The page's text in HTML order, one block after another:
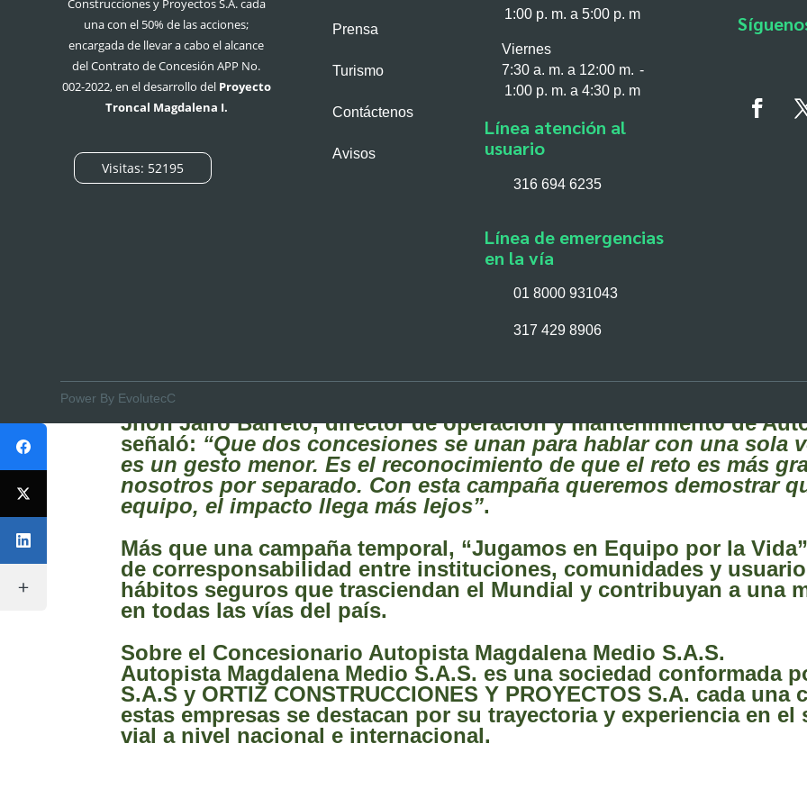
“La seguridad vial no depende únicamente de la infraestructura;
decisiones que tomamos cada vez que salimos a la vía. Por eso
evento que une a millones de personas como el Mundial para
también jugamos en equipo”
indicó Andrés Felipe Melendez
mantenimiento de Autopista Magdalena Medio.
La campaña se presentó oficialmente en el PR8+800 de la Ruta
conocido como La Cascajera en el municipio de Barrancabermeja
de tránsito, organismos de socorro, Policía Nacional, entidades
aliadas, comunidades y usuarios de la vía, consolidando una
En la jornada de lanzamiento fueron sensibilizados más de 400
actividades pedagógicas orientadas a promover comportamientos
Durante el mes del mundial se desarrollarán jornadas
municipios del área de influencia de las Troncales del Magdalena
Jhon Jairo Barreto, director de operación y mantenimiento de
señaló: “Que dos concesiones se unan para hablar con una sola
es un gesto menor. Es el reconocimiento de que el reto es más
nosotros por separado. Con esta campaña queremos demostrar
equipo, el impacto llega más lejos”.
Más que una campaña temporal, “Jugamos en Equipo por la
de corresponsabilidad entre instituciones, comunidades y
hábitos seguros que trasciendan el Mundial y contribuyan a una
en todas las vías del país.
Sobre el Concesionario Autopista Magdalena Medio S.A.S.
Autopista Magdalena Medio S.A.S. es una sociedad conformada
S.A.S y ORTIZ CONSTRUCCIONES Y PROYECTOS S.A. cada
estas empresas se destacan por su trayectoria y experiencia en
vial a nivel nacional e internacional.
Construcciones y Proyectos S.A. cada
una con el 50% de las acciones;
encargada de llevar a cabo el alcance
del Contrato de Concesión APP No.
002-2022, en el desarrollo del Proyecto
Troncal Magdalena I.
Visitas: 52195
Prensa
Turismo
Contáctenos
Avisos
1:00 p. m. a 5:00 p. m
Viernes
7:30 a. m. a 12:00 m. -
1:00 p. m. a 4:30 p. m
Línea atención al
usuario
316 694 6235
Línea de emergencias
en la vía
01 8000 931043
317 429 8906
Power By EvolutecC